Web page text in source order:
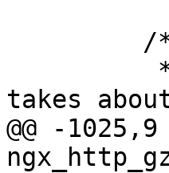
takes
@@ -1025,9